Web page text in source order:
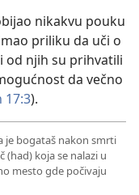
nikakvu pouku
priliku da uči o
od njih su prihvatili
da večno
17:3).
je bogataš nakon smrti
(had) koja se nalazi u
mesto gde počivaju